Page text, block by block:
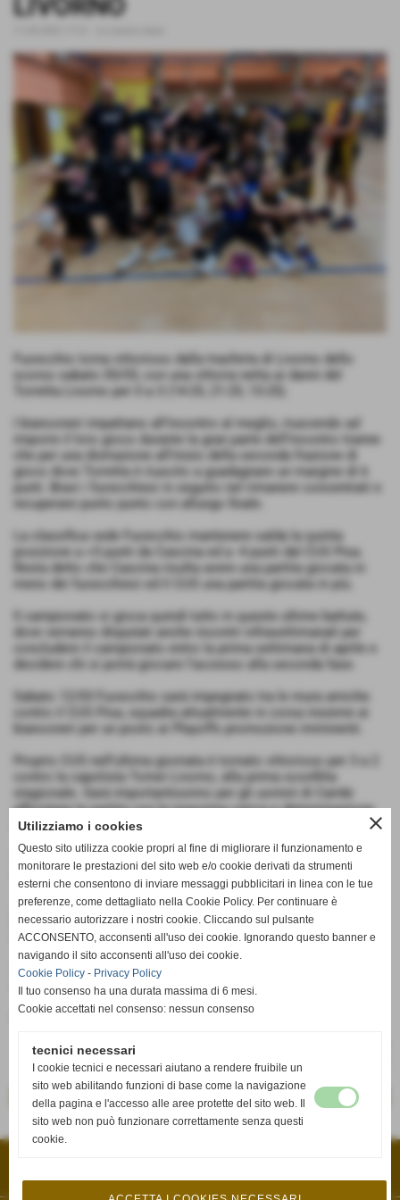
Fucecchio torna vittorioso dalla trasferta di Livorno dello
scorso sabato 05/03, con una vittoria netta ai danni del
Torretta Livorno per 0 a 3 (14-25, 21-25, 13-25).
I bianconeri impattano all’incontro al meglio, riuscendo ad
imporre il loro gioco durante la gran parte dell’incontro tranne
che per una distrazione all’inizio della seconda frazione di
gioco dove Torretta è riuscito a guadagnare un margine di 6
punti. Bravi i fucecchiesi in seguito nel rimanere concentrati e
recuperare punto punto con allungo finale.
La classifica vede Fucecchio mantenere salda la quinta
posizione a +5 punti da Cascina ed a -4 punti dal CUS Pisa.
Resta detto che Cascina risulta avere una partita giocata in
meno dei fucecchiesi ed il CUS una partita giocata in più.
Il campionato si gioca quindi tutto in queste ultime battute,
dove verranno disputati anche incontri infrasettimanali per
concludere il campionato entro la prima settimana di aprile e
decidere chi si potrà giocare l’accesso alla seconda fase.
Sabato 12/03 Fucecchio sarà impegnato tra le mura amiche
contro il CUS Pisa, squadra attualmente in corsa insieme ai
bianconeri per un posto ai Playoffs promozione imminenti.
Proprio CUS nell’ultima giornata è tornato vittorioso per 3 a 2
contro la capolista Tomei Livorno, alla prima sconfitta
stagionale. Sarà importantissimo per gli uomini di Cambi
affrontare la partita con la massima carica e determinazione
contro questo avversario ostico.
Si prospetta quindi un incontro interessantissimo e tutto da
giocare.
Jolly Volley Fucecchio: Caramelli, Pantani, Pasquetti, Salini,
Livecchi, Pertici, Olivieri, Verbeni, Fruet, Macchi, Bottari,
Galeone, Caciagli, Signorini, Ferretti. All. Cambi, Pascale
Streaming per la sfida contro CUS Pisa, sabato 12/03 a partire
dalle 21:00 sulla nostra pagina Facebook.
Forza Ragazzi!
<< precedente successivo >>
close
Utilizziamo i cookies
Questo sito utilizza cookie propri al fine di migliorare il funzionamento e
monitorare le prestazioni del sito web e/o cookie derivati da strumenti
esterni che consentono di inviare messaggi pubblicitari in linea con le tue
preferenze, come dettagliato nella Cookie Policy. Per continuare è
necessario autorizzare i nostri cookie. Cliccando sul pulsante
ACCONSENTO, acconsenti all'uso dei cookie. Ignorando questo banner e
navigando il sito acconsenti all'uso dei cookie.
Cookie Policy - Privacy Policy
Il tuo consenso ha una durata massima di 6 mesi.
Cookie accettati nel consenso: nessun consenso
tecnici necessari
I cookie tecnici e necessari aiutano a rendere fruibile un
sito web abilitando funzioni di base come la navigazione
della pagina e l'accesso alle aree protette del sito web. Il
sito web non può funzionare correttamente senza questi
cookie.